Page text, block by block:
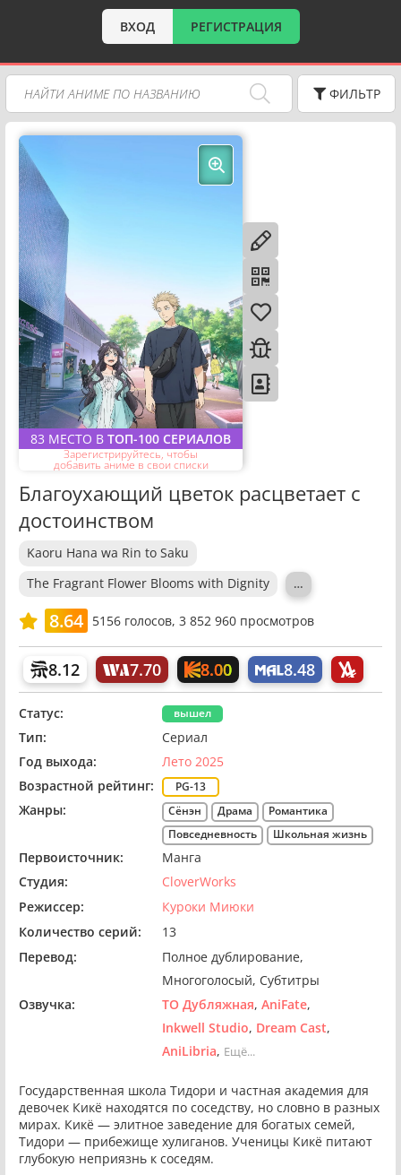
ВХОД РЕГИСТРАЦИЯ
ФИЛЬТР
83 МЕСТО В ТОП-100 СЕРИАЛОВ
Зарегистрируйтесь, чтобы
добавить аниме в свои списки
Благоухающий цветок расцветает с
достоинством
Kaoru Hana wa Rin to Saku
The Fragrant Flower Blooms with Dignity
…
8.64 5156голосов, 3 852 960 просмотров
8.12 7.70 8.00 8.48
Статус: вышел
Тип:
Сериал
Год выхода:
Лето 2025
Возрастной рейтинг:
PG-13
Жанры: Сёнэн Драма
Романтика
Повседневность
Школьная жизнь
Первоисточник:
Манга
Студия:
CloverWorks
Режиссер:
Куроки Миюки
Количество серий:
13
Перевод:
Полное дублирование
Многоголосый Субтитры
Озвучка:
ТО Дубляжная AniFate
Inkwell Studio Dream Cast
AniLibria Ещё...
Государственная школа Тидори и частная академия для
девочек Кикё находятся по соседству, но словно в разных
мирах. Кикё — элитное заведение для богатых семей,
Тидори — прибежище хулиганов. Ученицы Кикё питают
глубокую неприязнь к соседям.